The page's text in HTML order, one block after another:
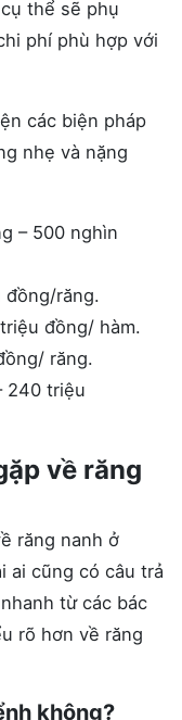
thể sẽ phụ
phí phù hợp với
các biện pháp
nhẹ và nặng
– 500 nghìn
đồng/răng.
đồng/ hàm.
răng.
240 triệu
về răng
răng nanh ở
ai cũng có câu trả
từ các bác
rõ hơn về răng
không?